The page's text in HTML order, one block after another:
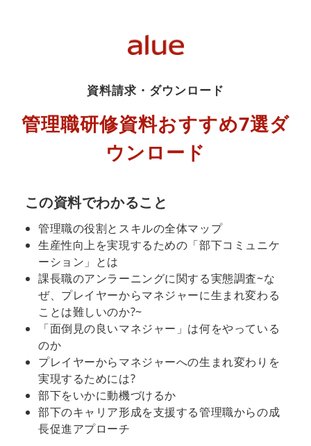
資料請求・ダウンロード
管理職研修資料おすすめ7選ダ
ウンロード
この資料でわかること
管理職の役割とスキルの全体マップ
生産性向上を実現するための「部下コミュニケ
ーション」とは
課長職のアンラーニングに関する実態調査~な
ぜ、プレイヤーからマネジャーに生まれ変わる
ことは難しいのか?~
「面倒見の良いマネジャー」は何をやっている
のか
プレイヤーからマネジャーへの生まれ変わりを
実現するためには?
部下をいかに動機づけるか
部下のキャリア形成を支援する管理職からの成
長促進アプローチ